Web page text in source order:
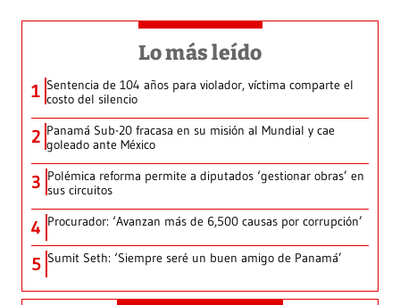
Lo más leído
1 Sentencia de 104 años para violador, víctima comparte el
costo del silencio
2 Panamá Sub-20 fracasa en su misión al Mundial y cae
goleado ante México
3 Polémica reforma permite a diputados ‘gestionar obras’ en
sus circuitos
4 Procurador: ‘Avanzan más de 6,500 causas por corrupción’
5 Sumit Seth: ‘Siempre seré un buen amigo de Panamá’